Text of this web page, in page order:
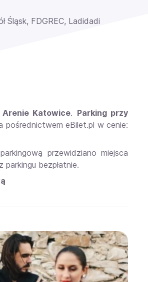
Śląsk, FDGREC, Ladidadi
Arenie Katowice. Parking przy
pośrednictwem eBilet.pl w cenie:
przewidziano miejsca
bezpłatnie.